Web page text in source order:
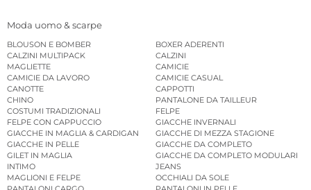
Moda uomo & scarpe
BLOUSON E BOMBER
BOXER ADERENTI
CALZINI MULTIPACK
CALZINI
MAGLIETTE
CAMICIE
CAMICIE DA LAVORO
CAMICIE CASUAL
CANOTTE
CAPPOTTI
CHINO
PANTALONE DA TAILLEUR
COSTUMI TRADIZIONALI
FELPE
FELPE CON CAPPUCCIO
GIACCHE INVERNALI
GIACCHE IN MAGLIA & CARDIGAN
GIACCHE DI MEZZA STAGIONE
GIACCHE IN PELLE
GIACCHE DA COMPLETO
GILET IN MAGLIA
GIACCHE DA COMPLETO MODULARI
INTIMO
JEANS
MAGLIONI E FELPE
OCCHIALI DA SOLE